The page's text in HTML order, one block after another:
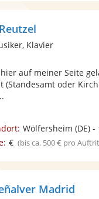
Klavier
auf meiner Seite
(Standesamt oder
Wölfersheim (DE)-
€ (bis ca. 500 € pro
Madrid